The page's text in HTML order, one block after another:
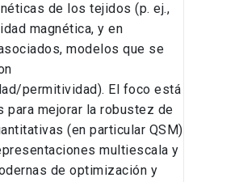
de los tejidos (p. ej.,
magnética, y en
modelos que se
permitividad). El foco está
para mejorar la robustez de
(en particular QSM)
multiescala y
de optimización y